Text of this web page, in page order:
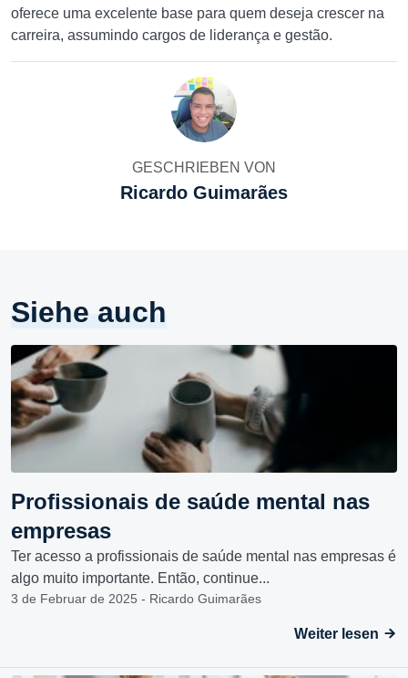
oferece uma excelente base para quem deseja crescer na
carreira, assumindo cargos de liderança e gestão.
GESCHRIEBEN VON
Ricardo Guimarães
Siehe auch
Profissionais de saúde mental nas
empresas
Ter acesso a profissionais de saúde mental nas empresas é
algo muito importante. Então, continue...
3 de Februar de 2025 - Ricardo Guimarães
Weiter lesen